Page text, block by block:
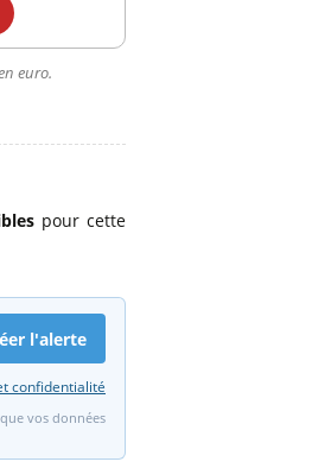
euro.
pour cette
l'alerte
confidentialité
vos données